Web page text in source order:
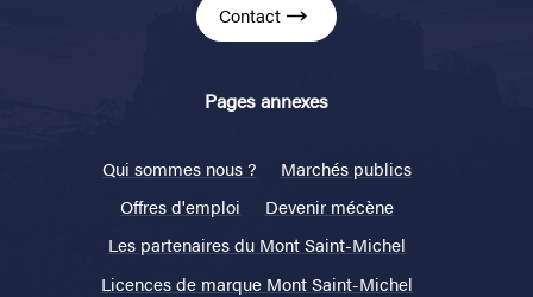
Contact
Pages annexes
Qui sommes nous ?
Marchés publics
Offres d'emploi
Devenir mécène
Les partenaires du Mont Saint-Michel
Licences de marque Mont Saint-Michel